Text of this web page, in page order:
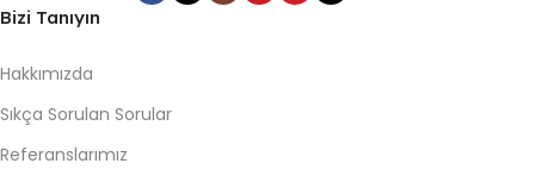
Bizi Tanıyın
Hakkımızda
Sıkça Sorulan Sorular
Referanslarımız